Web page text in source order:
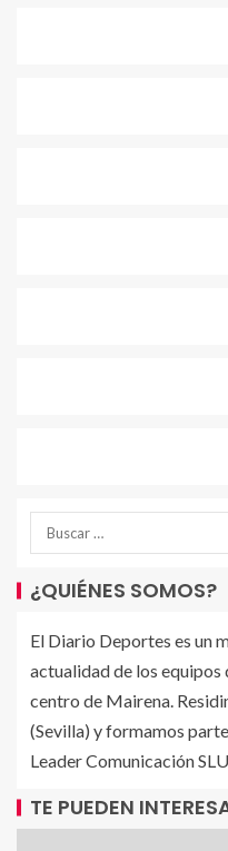
¿QUIÉNES SOMOS?
El Diario Deportes es un
actualidad de los equipos
centro de Mairena.
(Sevilla) y formamos
Leader Comunicación SLU
TE PUEDEN